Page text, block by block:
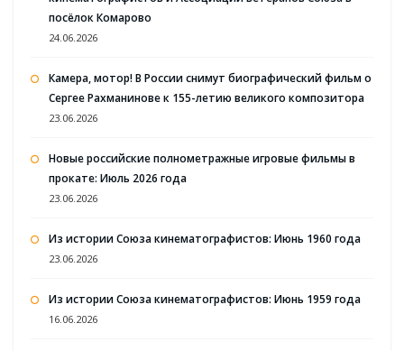
посёлок Комарово
24.06.2026
Камера, мотор! В России снимут биографический фильм о
Сергее Рахманинове к 155-летию великого композитора
23.06.2026
Новые российские полнометражные игровые фильмы в
прокате: Июль 2026 года
23.06.2026
Из истории Союза кинематографистов: Июнь 1960 года
23.06.2026
Из истории Союза кинематографистов: Июнь 1959 года
16.06.2026